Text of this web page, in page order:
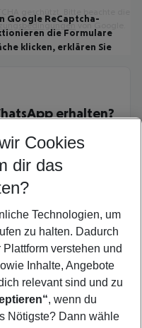
Google ReCaptcha-
die Formulare
klicken, erklären Sie
akzeptieren
von Google.
erhalten?
Eurowings Holidays
Jetzt anmelden: QR-Code scannen oder hier klicken
Cookies
dir das
Technologien, um
zu halten. Dadurch
verstehen und
Inhalte, Angebote
relevant sind und zu
, wenn du
Nötigste? Dann wähle